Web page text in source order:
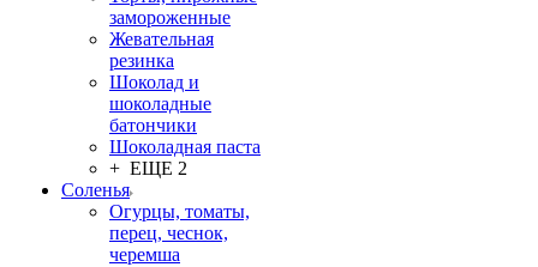
замороженные
Жевательная
резинка
Шоколад и
шоколадные
батончики
Шоколадная паста
+ ЕЩЕ 2
Соленья
Огурцы, томаты,
перец, чеснок,
черемша